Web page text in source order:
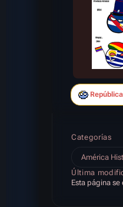
Categorías
América
Última
Esta página se